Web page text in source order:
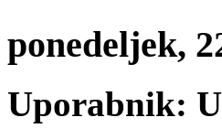
ponedeljek,
Uporabnik: